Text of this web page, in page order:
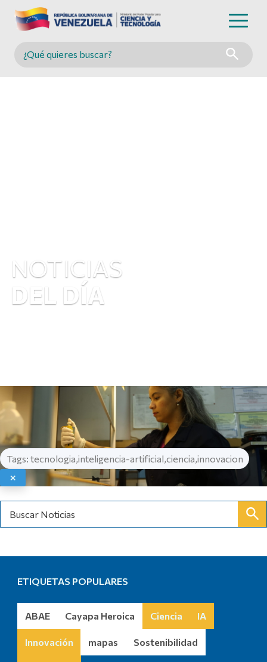
Buscar en MINCYT
NOTICIAS
DEL DÍA
Tags: tecnologia,inteligencia-artificial,ciencia,innovacion
✕
Buscar Noticias
ETIQUETAS POPULARES
ABAE Cayapa Heroica Ciencia IA
Innovación mapas Sostenibilidad